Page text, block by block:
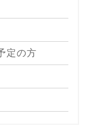
定の方